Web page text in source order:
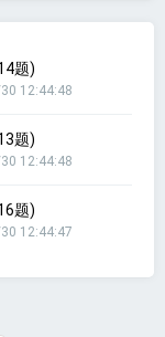
题)
12:44:48
题)
12:44:48
题)
12:44:47